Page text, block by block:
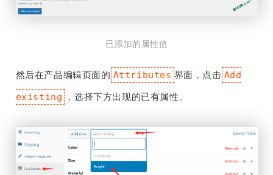
已添加的属性值
然后在产品编辑页面的 Attributes 界面，点击 Add
existing
，选择下方出现的已有属性。